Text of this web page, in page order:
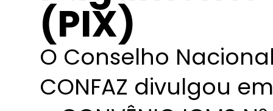
(PIX)
O Conselho
CONFAZ divulgou